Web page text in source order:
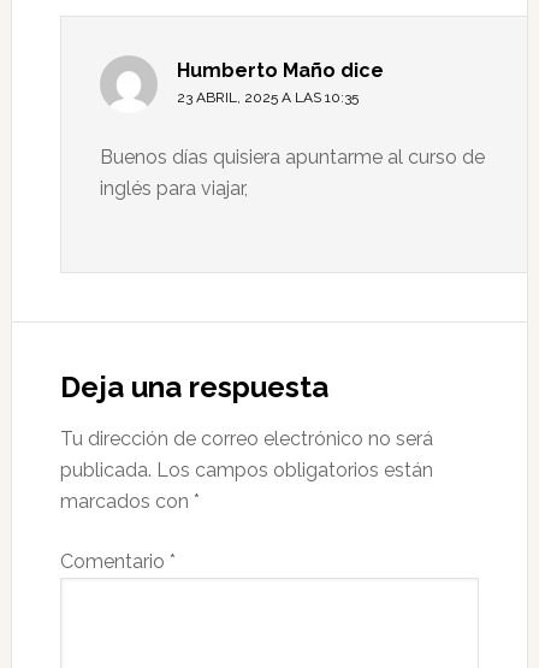
Humberto Maño dice
23 ABRIL, 2025 A LAS 10:35
Buenos días quisiera apuntarme al curso de
inglés para viajar,
Deja una respuesta
Tu dirección de correo electrónico no será
publicada. Los campos obligatorios están
marcados con *
Comentario *